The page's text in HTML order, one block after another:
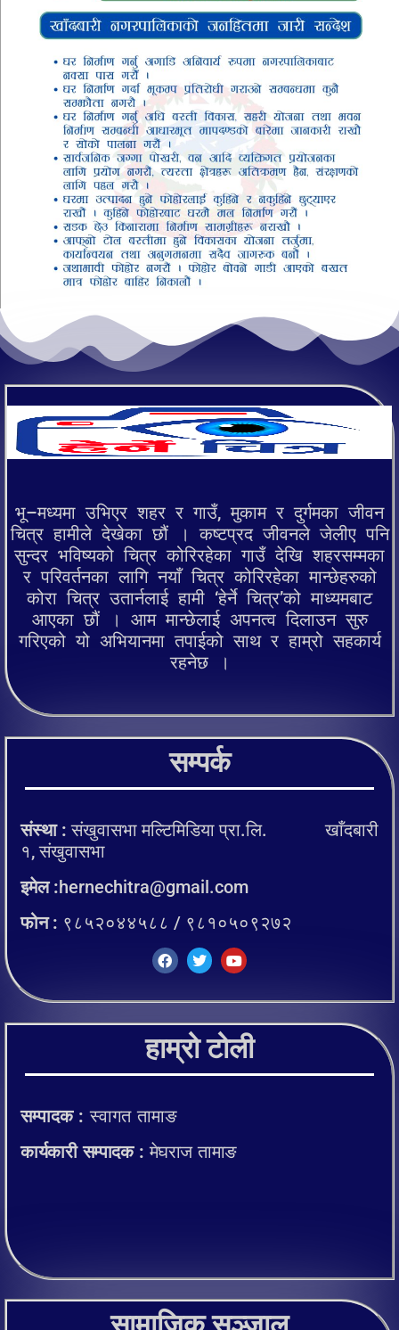
भू–मध्यमा उभिएर शहर र गाउँ, मुकाम र दुर्गमका जीवन
चित्र हामीले देखेका छौं । कष्टप्रद जीवनले जेलीए पनि
सुन्दर भविष्यको चित्र कोरिरहेका गाउँ देखि शहरसम्मका
र परिवर्तनका लागि नयाँ चित्र कोरिरहेका मान्छेहरुको
कोरा चित्र उतार्नलाई हामी ‘हेर्ने चित्र’को माध्यमबाट
आएका छौं । आम मान्छेलाई अपनत्व दिलाउन सुरु
गरिएको यो अभियानमा तपाईको साथ र हाम्रो सहकार्य
रहनेछ ।
सम्पर्क
संस्था : संखुवासभा मल्टिमिडिया प्रा.लि. खाँदबारी
१, संखुवासभा
इमेल :hernechitra@gmail.com
फोन : ९८५२०४४५८८ / ९८१०५०९२७२
हाम्रो टोली
सम्पादक :स्वागत तामाङ
कार्यकारी सम्पादक :मेघराज तामाङ